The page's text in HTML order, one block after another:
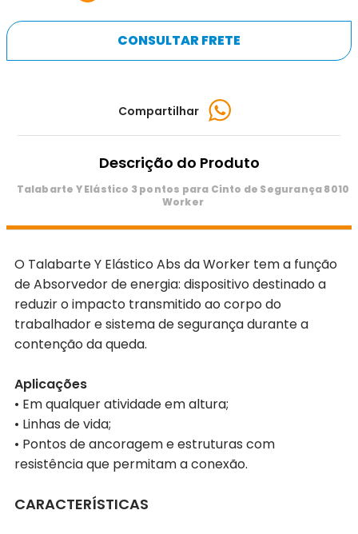
CONSULTAR FRETE
Compartilhar
Descrição do Produto
Talabarte Y Elástico 3 pontos para Cinto de Segurança 8010
Worker
O Talabarte Y Elástico Abs da Worker tem a função
de Absorvedor de energia: dispositivo destinado a
reduzir o impacto transmitido ao corpo do
trabalhador e sistema de segurança durante a
contenção da queda.
Aplicações
• Em qualquer atividade em altura;
• Linhas de vida;
• Pontos de ancoragem e estruturas com
resistência que permitam a conexão.
CARACTERÍSTICAS